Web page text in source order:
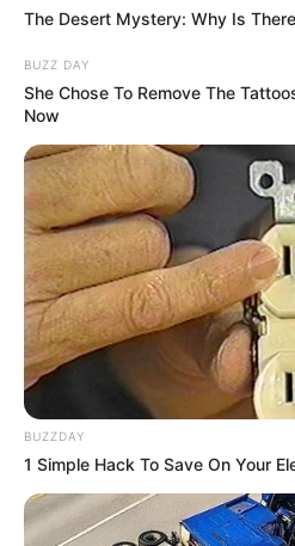
The Desert Mystery: Why Is
BUZZ DAY
She Chose To Remove The
Now
BUZZDAY
1 Simple Hack To Save On Your